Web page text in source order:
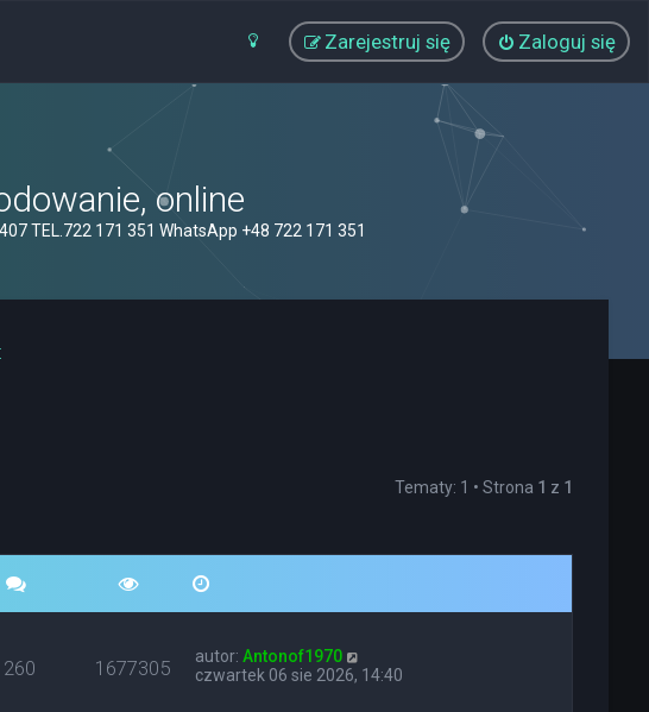
Zaloguj się
Zarejestruj się
online
TEL.722 171 351 WhatsApp +48 722 171 351
Tematy: 1 • Strona 1 z 1
260 1677305 autor:Antonof1970
czwartek 06 sie 2026, 14:40